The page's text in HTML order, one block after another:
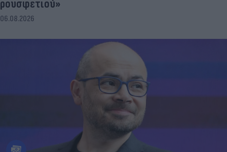
ρουσφετιού»
06.08.2026